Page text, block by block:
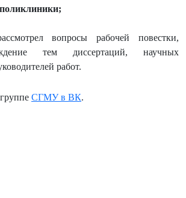
вопросы рабочей повестки,
тем диссертаций, научных
работ.
СГМУ в ВК.